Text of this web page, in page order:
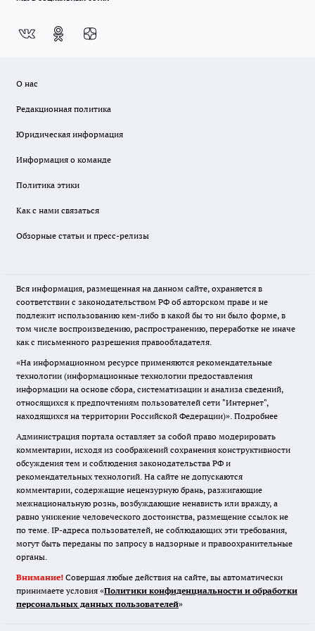
О нас
Редакционная политика
Юридическая информация
Информация о команде
Политика этики
Как с нами связаться
Обзорные статьи и пресс-релизы
Вся информация, размещенная на данном сайте, охраняется в
соответствии с законодательством РФ об авторском праве и не
подлежит использованию кем-либо в какой бы то ни было форме, в
том числе воспроизведению, распространению, переработке не иначе
как с письменного разрешения правообладателя.
«На информационном ресурсе применяются рекомендательные
технологии (информационные технологии предоставления
информации на основе сбора, систематизации и анализа сведений,
относящихся к предпочтениям пользователей сети "Интернет",
находящихся на территории Российской Федерации)». Подробнее
Администрация портала оставляет за собой право модерировать
комментарии, исходя из соображений сохранения конструктивности
обсуждения тем и соблюдения законодательства РФ и
рекомендательных технологий. На сайте не допускаются
комментарии, содержащие нецензурную брань, разжигающие
межнациональную рознь, возбуждающие ненависть или вражду, а
равно унижение человеческого достоинства, размещение ссылок не
по теме. IP-адреса пользователей, не соблюдающих эти требования,
могут быть переданы по запросу в надзорные и правоохранительные
органы.
Внимание! Совершая любые действия на сайте, вы автоматически
принимаете условия «Политики конфиденциальности и обработки
персональных данных пользователей»